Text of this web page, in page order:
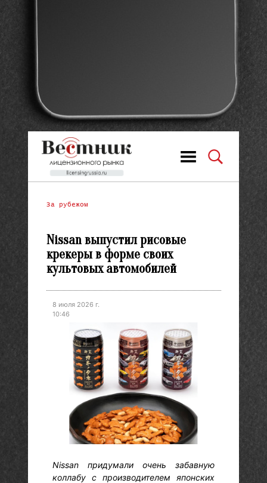
За рубежом
Nissan выпустил рисовые
крекеры в форме своих
культовых автомобилей
8 июля 2026 г.
10:46
Nissan придумали очень забавную
коллабу с производителем японских